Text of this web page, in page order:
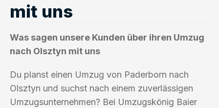
mit uns
Was sagen unsere Kunden über ihren Umzug
nach Olsztyn mit uns
Du planst einen Umzug von Paderborn nach
Olsztyn und suchst nach einem zuverlässigen
Umzugsunternehmen? Bei Umzugskönig Baier